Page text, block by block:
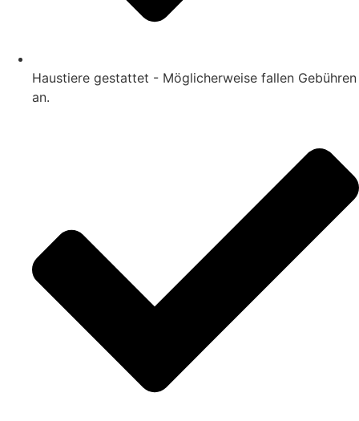
Haustiere gestattet - Möglicherweise fallen Gebühren
an.